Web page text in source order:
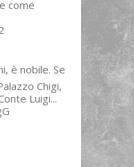
come
è nobile. Se
Chigi,
Luigi...